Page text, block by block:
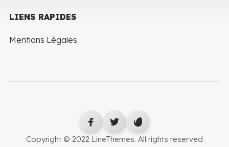
LIENS RAPIDES
Mentions Légales
Copyright © 2022 LineThemes. All rights reserved